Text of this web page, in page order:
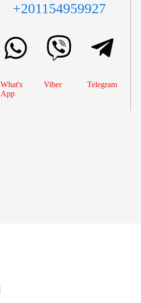
+201154959927
What's
App
Viber Telegram